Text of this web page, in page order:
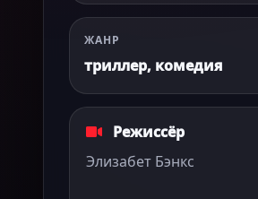
ЖАНР
триллер, комедия
Режиссёр
Элизабет Бэнкс